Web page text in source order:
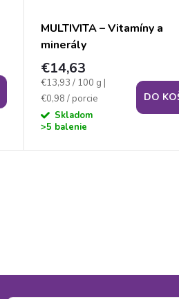
MULTIVITA – Vitamíny a
minerály
€14,63
Jednotková
cena:
€13,93 / 100 g |
€0,98 / porcie
Skladom
>5 balenie
DO